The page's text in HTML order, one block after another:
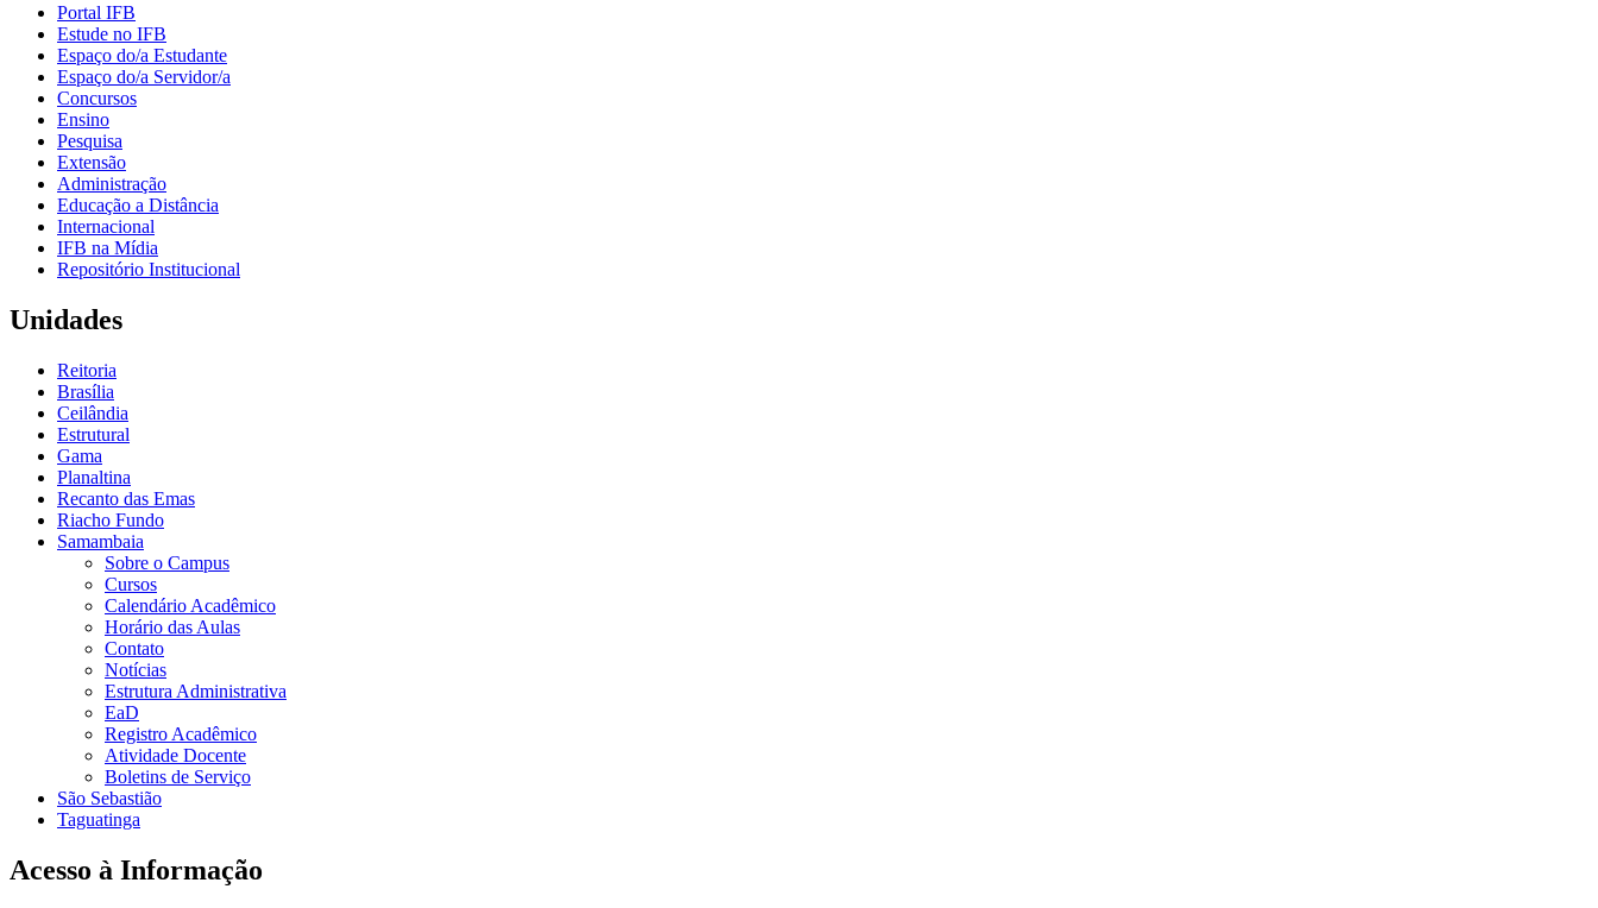
Portal IFB
Estude no IFB
Espaço do/a Estudante
Espaço do/a Servidor/a
Concursos
Ensino
Pesquisa
Extensão
Administração
Educação a Distância
Internacional
IFB na Mídia
Repositório Institucional
Unidades
Reitoria
Brasília
Ceilândia
Estrutural
Gama
Planaltina
Recanto das Emas
Riacho Fundo
Samambaia
Sobre o Campus
Cursos
Calendário Acadêmico
Horário das Aulas
Contato
Notícias
Estrutura Administrativa
EaD
Registro Acadêmico
Atividade Docente
Boletins de Serviço
São Sebastião
Taguatinga
Acesso à Informação